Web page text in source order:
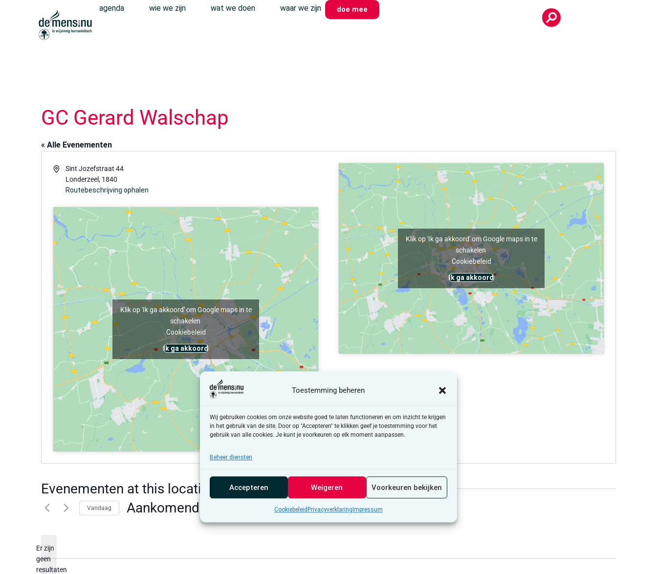
Toestemming beheren
Wij gebruiken cookies om onze website goed te laten functioneren en om inzicht te krijgen
in het gebruik van de site. Door op "Accepteren" te klikken geef je toestemming voor het
gebruik van alle cookies. Je kunt je voorkeuren op elk moment aanpassen.
Beheer diensten
Accepteren Weigeren Voorkeuren bekijken
Cookiebeleid Privacyverklaring Impressum
agenda wie we zijn wat we doen waar we zijn doe mee
GC Gerard Walschap
« Alle Evenementen
AdresSint Jozefstraat 44
Londerzeel, 1840
Routebeschrijving ophalen
Klik op 'Ik ga akkoord' om Google maps in te
schakelen
Cookiebeleid
Ik ga akkoord
Klik op 'Ik ga akkoord' om Google maps in te
schakelen
Cookiebeleid
Ik ga akkoord
Evenementen at this locatie
Bericht
Er zijn
geen
resultaten
Vandaag Aankomende